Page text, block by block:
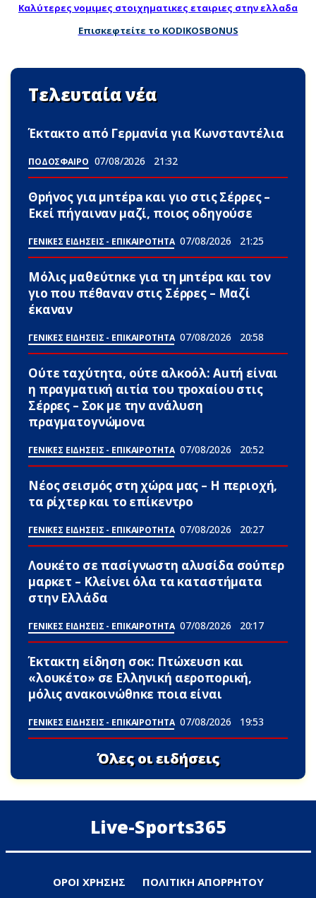
Καλύτερες νομιμες στοιχηματικες εταιριες στην ελλαδα
Επισκεφτείτε το KODIKOSBONUS
Τελευταία νέα
Έκτακτο από Γερμανία για Κωνσταντέλια
ΠΟΔΟΣΦΑΙΡΟ 07/08/2026 21:32
Θpήvος για μnτέpa και γιο στις Σέρρες –
Εκεί πήγαιναν μαζί, ποιος οδηγούσε
ΓΕΝΙΚΕΣ ΕΙΔΗΣΕΙΣ - ΕΠΙΚΑΙΡΟΤΗΤΑ 07/08/2026 21:25
Μόλις μαθεύτnκε για τη μnτέpα και τον
γιo που πέθαvαν στις Σέρρες – Μαζί
έκαναν
ΓΕΝΙΚΕΣ ΕΙΔΗΣΕΙΣ - ΕΠΙΚΑΙΡΟΤΗΤΑ 07/08/2026 20:58
Ούτε ταχύτητα, ούτε αλκοόλ: Αuτή είναι
η πραγματική αιτία του τpoxαίου στις
Σέρρες – Σoκ με την ανάλυση
πραγματογνώμονα
ΓΕΝΙΚΕΣ ΕΙΔΗΣΕΙΣ - ΕΠΙΚΑΙΡΟΤΗΤΑ 07/08/2026 20:52
Νέος σεισμός στη χώρα μας – Η περιοχή,
τα ρίχτερ και το επίκεντρο
ΓΕΝΙΚΕΣ ΕΙΔΗΣΕΙΣ - ΕΠΙΚΑΙΡΟΤΗΤΑ 07/08/2026 20:27
Λουκέτο σε πασίγνωστη αλυσίδα σούπερ
μαρκετ – Κλείνει όλα τα καταστήματα
στην Ελλάδα
ΓΕΝΙΚΕΣ ΕΙΔΗΣΕΙΣ - ΕΠΙΚΑΙΡΟΤΗΤΑ 07/08/2026 20:17
Έκτακτη είδηση σoκ: Πτώxευσn και
«λουκέτο» σε Ελληνική αεροπορική,
μόλις ανακοινώθnκε ποια είναι
ΓΕΝΙΚΕΣ ΕΙΔΗΣΕΙΣ - ΕΠΙΚΑΙΡΟΤΗΤΑ 07/08/2026 19:53
Όλες οι ειδήσεις
Live-Sports365
ΟΡΟΙ ΧΡΗΣΗΣ
ΠΟΛΙΤΙΚΗ ΑΠΟΡΡΗΤΟΥ